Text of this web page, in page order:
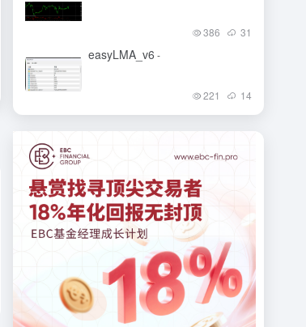
386 31
easyLMA_v6 -
221 14